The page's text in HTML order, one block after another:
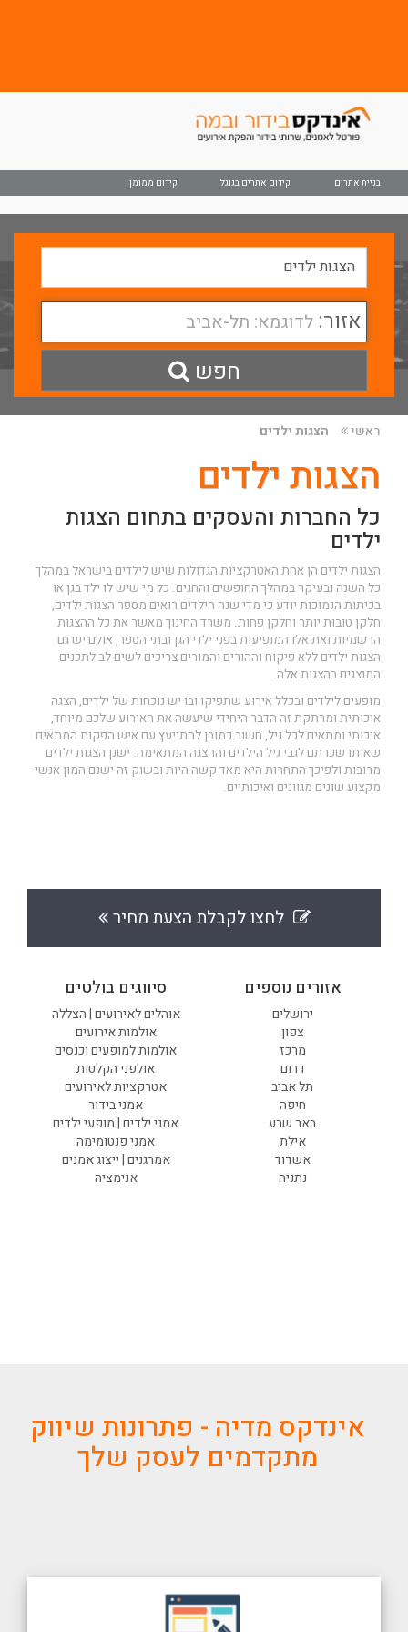
בניית אתרים קידום אתרים בגוגל קידום ממומן
אזור: לדוגמא: תל-אביב
חפש
ראשי הצגות ילדים
הצגות ילדים
כל החברות והעסקים בתחום הצגות
ילדים
הצגות ילדים הן אחת האטרקציות הגדולות שיש לילדים בישראל במהלך
כל השנה ובעיקר במהלך החופשים והחגים. כל מי שיש לו ילד בגן או
בכיתות הנמוכות יודע כי מדי שנה הילדים רואים מספר הצגות ילדים,
חלקן טובות יותר וחלקן פחות. משרד החינוך מאשר את כל ההצגות
הרשמיות ואת אלו המופיעות בפני ילדי הגן ובתי הספר, אולם יש גם
הצגות ילדים ללא פיקוח וההורים והמורים צריכים לשים לב לתכנים
המוצגים בהצגות אלה.
מופעים לילדים ובכלל אירוע שתפיקו ובו יש נוכחות של ילדים, הצגה
איכותית ומרתקת זה הדבר היחידי שיעשה את האירוע שלכם מיוחד,
איכותי ומתאים לכל גיל, חשוב כמובן להתייעץ עם איש הפקות המתאים
שאותו שכרתם לגבי גיל הילדים וההצגה המתאימה. ישנן הצגות ילדים
מרובות ולפיכך התחרות היא מאד קשה היות ובשוק זה ישנם המון אנשי
מקצוע שונים מגוונים ואיכותיים.
לחצו לקבלת הצעת מחיר
סיווגים בולטים
אוהלים לאירועים | הצללה
אולמות אירועים
אולמות למופעים וכנסים
אולפני הקלטות
אטרקציות לאירועים
אמני בידור
אמני ילדים | מופעי ילדים
אמני פנטומימה
אמרגנים | ייצוג אמנים
אנימציה
אזורים נוספים
ירושלים
צפון
מרכז
דרום
תל אביב
חיפה
באר שבע
אילת
אשדוד
נתניה
אינדקס מדיה - פתרונות שיווק
מתקדמים לעסק שלך